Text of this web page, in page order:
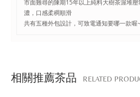
市面難尋的陳期15年以上純料大樹茶渥堆
濃，口感柔稠順滑
共有五種外包設計，可致電通知要哪一款喔
相關推薦茶品 RELATED